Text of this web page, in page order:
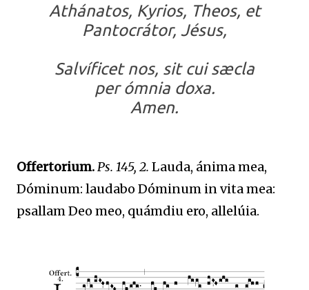
Athánatos, Kyrios, Theos, et
Pantocrátor, Jésus,
Salvíficet nos, sit cui sæcla
per ómnia doxa.
Amen.
Offertorium.Ps. 145, 2. Lauda, ánima mea,
Dóminum: laudabo Dóminum in vita mea:
psallam Deo meo, quámdiu ero, allelúia.